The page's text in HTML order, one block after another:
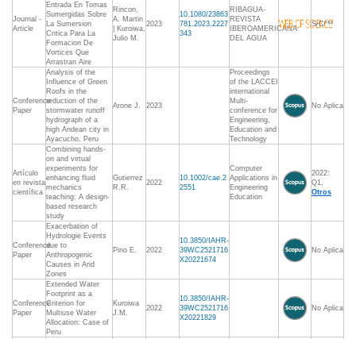
Journal -
Article
Entrada En Tomas
Sumergidas Sobre
La Sumersion
Critica Para La
Formacion De
Vortices Que
Arrastran Aire
Rincon,
A. Martin
| Kuroiwa,
Julio M.
2023
10.1080/23863
781.2023.2227
343
RIBAGUA-
REVISTA
IBEROAMERICANA
DEL AGUA
S/C***
Conference
Paper
Analysis of the
Influence of Green
Roofs in the
reduction of the
stormwater runoff
hydrograph of a
high Andean city in
Ayacucho, Peru
Arone J. 2023
Proceedings
of the LACCEI
international
Multi-
conference for
Engineering,
Education and
Technology
No Aplica
Artículo
en revista
científica
Combining hands-
on and virtual
experiments for
enhancing fluid
mechanics
teaching: A design-
based research
study
Gutierrez
R.R.
2022
10.1002/cae.2
2551
Computer
Applications in
Engineering
Education
2022:
Q1,
Otros
Conference
Paper
Exacerbation of
Hydrologie Events
due to
Anthropogenic
Causes in Arid
Zones
Pino E. 2022
10.3850/IAHR-
39WC2521716
X20221674
No Aplica
Conference
Paper
Extended Water
Footprint as a
Criterion for
Multiuse Water
Allocation: Case of
Peru
Kuroiwa
J.M.
2022
10.3850/IAHR-
39WC2521716
X20221829
No Aplica